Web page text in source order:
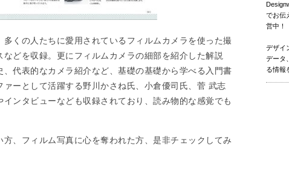
くの人たちに愛用されているフィルムカメラを使った撮
どを収録。更にフィルムカメラの細部を紹介した解説
代表的なカメラ紹介など、基礎の基礎から学べる入門書
ーとして活躍する野川かさね氏、小倉優司氏、菅 武志
ンタビューなども収録されており、読み物的な感覚でも
、フィルム写真に心を奪われた方、是非チェックしてみ
でお伝
営中！
デザイ
データ
る情報